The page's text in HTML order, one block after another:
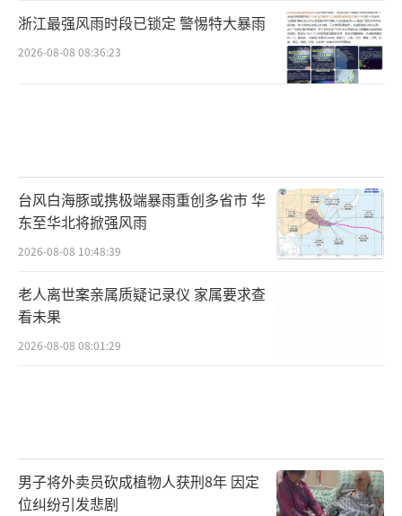
浙江最强风雨时段已锁定 警惕特大暴雨
2026-08-08 08:36:23
台风白海豚或携极端暴雨重创多省市 华
东至华北将掀强风雨
2026-08-08 10:48:39
老人离世案亲属质疑记录仪 家属要求查
看未果
2026-08-08 08:01:29
男子将外卖员砍成植物人获刑8年 因定
位纠纷引发悲剧